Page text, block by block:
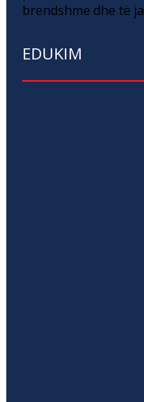
brendshme dhe të
EDUKIM